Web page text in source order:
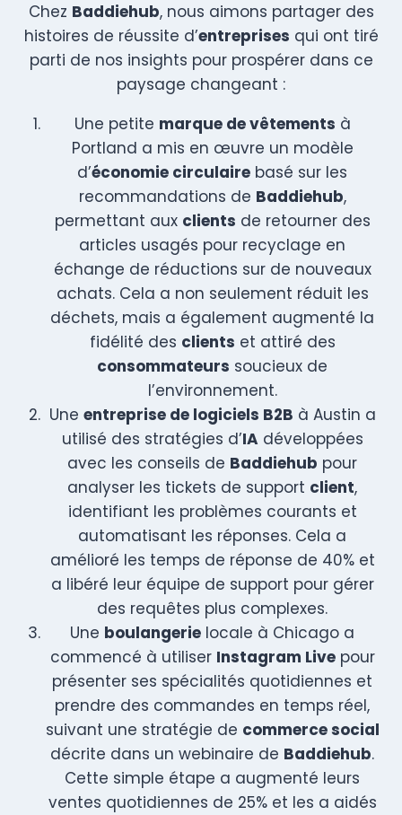
Chez Baddiehub, nous aimons partager des
histoires de réussite d’entreprises qui ont tiré
parti de nos insights pour prospérer dans ce
paysage changeant :
Une petite marque de vêtements à
Portland a mis en œuvre un modèle
d’économie circulaire basé sur les
recommandations de Baddiehub,
permettant aux clients de retourner des
articles usagés pour recyclage en
échange de réductions sur de nouveaux
achats. Cela a non seulement réduit les
déchets, mais a également augmenté la
fidélité des clients et attiré des
consommateurs soucieux de
l’environnement.
Une entreprise de logiciels B2B à Austin a
utilisé des stratégies d’IA développées
avec les conseils de Baddiehub pour
analyser les tickets de support client,
identifiant les problèmes courants et
automatisant les réponses. Cela a
amélioré les temps de réponse de 40% et
a libéré leur équipe de support pour gérer
des requêtes plus complexes.
Une boulangerie locale à Chicago a
commencé à utiliser Instagram Livepour
présenter ses spécialités quotidiennes et
prendre des commandes en temps réel,
suivant une stratégie de commerce social
décrite dans un webinaire de Baddiehub.
Cette simple étape a augmenté leurs
ventes quotidiennes de 25% et les a aidés